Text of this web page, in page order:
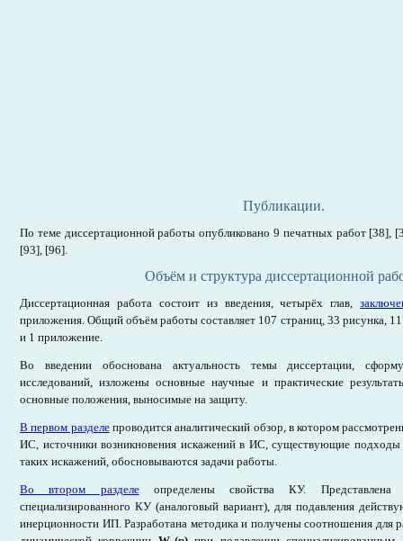
Публикации.
По теме диссертационной работы опубликовано 9 печатных работ [38],
[93], [96].
Объём и структура диссертационной
Диссертационная работа состоит из введения, четырёх глав,
приложения. Общий объём работы составляет 107 страниц, 33 рисунка,
и 1 приложение.
Во введении обоснована актуальность темы диссертации,
исследований, изложены основные научные и практические
основные положения, выносимые на защиту.
В первом разделепроводится аналитический обзор, в котором
ИС, источники возникновения искажений в ИС, существующие
таких искажений, обосновываются задачи работы.
Во втором разделеопределены свойства КУ. Представлена
специализированного КУ (аналоговый вариант), для подавления
инерционности ИП. Разработана методика и получены соотношения для